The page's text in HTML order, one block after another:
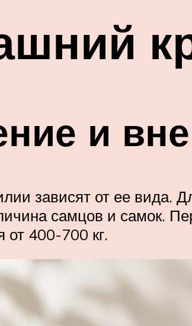
и
зависят от ее вида.
самцов и самок.
от 400-700 кг.